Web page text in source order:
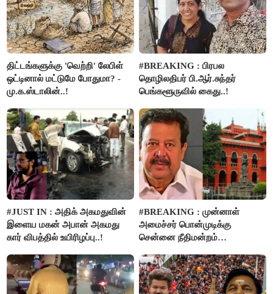
திட்டங்களுக்கு 'வெற்றி' லேபிள்
ஒட்டினால் மட்டுமே போதுமா? -
மு.க.ஸ்டாலின்..!
#BREAKING : பிரபல
தொழிலதிபர் பி.ஆர்.சுந்தர்
பெங்களூருவில் கைது..!
#JUST IN : அதிக் அகமதுவின்
இளைய மகன் அபான் அகமது
கார் விபத்தில் உயிரிழப்பு..!
#BREAKING : முன்னாள்
அமைச்சர் பொன்முடிக்கு
சென்னை நீதிமன்றம்